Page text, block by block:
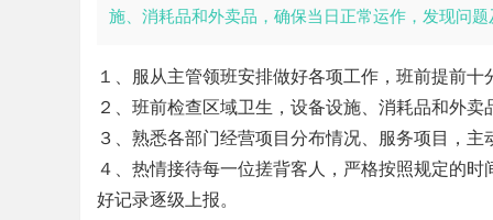
施、消耗品和外卖品，确保当日正常运作，发现问
１、服从主管领班安排做好各项工作，班前提前
２、班前检查区域卫生，设备设施、消耗品和外
３、熟悉各部门经营项目分布情况、服务项目，
４、热情接待每一位搓背客人，严格按照规定的
好记录逐级上报。